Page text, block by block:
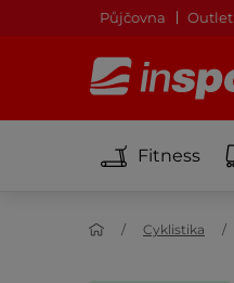
Půjčovna Outlet
Fitness
Cyklistika